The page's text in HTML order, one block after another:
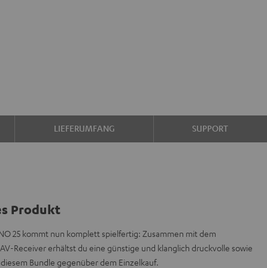
LIEFERUMFANG SUPPORT
Produkt
25 kommt nun komplett spielfertig: Zusammen mit dem
Receiver erhältst du eine günstige und klanglich druckvolle sowie
Bundle gegenüber dem Einzelkauf.